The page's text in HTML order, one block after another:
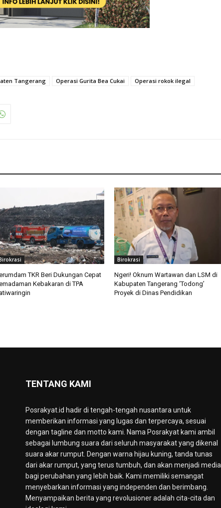
Tangerang Operasi Gurita Bea Cukai
Operasi rokok ilegal
TKR Beri Dukungan Cepat
Kebakaran di TPA
Birokrasi
Ngeri! Oknum Wartawan dan LSM di
Kabupaten Tangerang ‘Todong’
Proyek di Dinas Pendidikan
TENTANG KAMI
Posrakyat.id hadir di tengah-tengah nusantara untuk
memberikan informasi yang lugas dan terpercaya, sesuai
dengan tagline dan motto kami. Nama Posrakyat kami ambil
sebagai lumbung suara dari seluruh masyarakat yang dikenal
suara akar rumput. Dengan warna hijau kuning, tanda tunas
dari akar rumput, yang terus tumbuh, dan akan menjadi media
bagi perubahan yang lebih baik. Kami memiliki semangat
menyebarkan informasi yang independen dan berimbang.
Menyampaikan berita yang revolusioner adalah cita-cita dan